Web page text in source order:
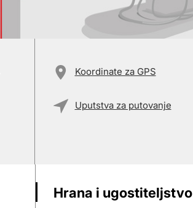
Koordinate za GPS
Uputstva za putovanje
Hrana i ugostiteljstvo